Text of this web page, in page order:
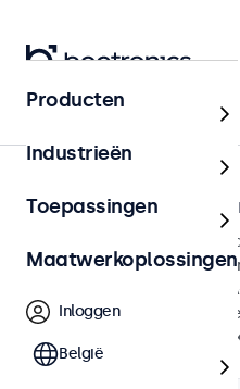
Home
Wandmontage
Monitoren ontworpen voor
zijn voorzien van een VESA-
eenvoudig op universele
gemonteerd. De monitoren
zorgt voor een strakke en
Producten
Industrieën
Toepassingen
Maatwerkoplossingen
Inloggen
België